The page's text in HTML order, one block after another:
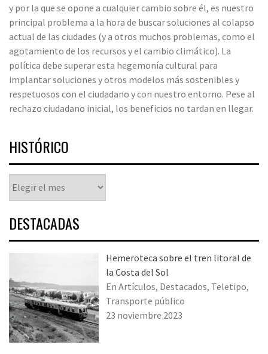
y por la que se opone a cualquier cambio sobre él, es nuestro
principal problema a la hora de buscar soluciones al colapso
actual de las ciudades (y a otros muchos problemas, como el
agotamiento de los recursos y el cambio climático). La
política debe superar esta hegemonía cultural para
implantar soluciones y otros modelos más sostenibles y
respetuosos con el ciudadano y con nuestro entorno. Pese al
rechazo ciudadano inicial, los beneficios no tardan en llegar.
HISTÓRICO
DESTACADAS
Hemeroteca sobre el tren litoral de
la Costa del Sol
En Artículos, Destacados, Teletipo,
Transporte público
23 noviembre 2023